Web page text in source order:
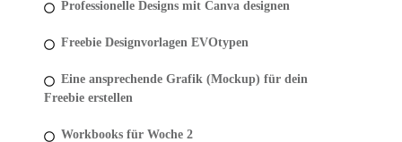
Professionelle Designs mit Canva designen
Freebie Designvorlagen EVOtypen
Eine ansprechende Grafik (Mockup) für dein
Freebie erstellen
Workbooks für Woche 2